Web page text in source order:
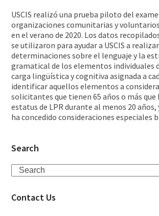
USCIS realizó una prueba piloto del
organizaciones comunitarias y
en el verano de 2020. Los datos
se utilizaron para ayudar a USCIS a realizar
determinaciones sobre el lenguaje y la
gramatical de los elementos individuales
carga lingüística y cognitiva asignada a
identificar aquellos elementos a
solicitantes que tienen 65 años o más
estatus de LPR durante al menos 20 años,
ha concedido consideraciones especiales
Search
Contact Us